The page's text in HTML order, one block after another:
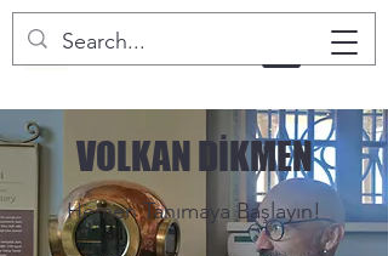
VOLKAN DİKMEN
Hemen Tanımaya Başlayın!